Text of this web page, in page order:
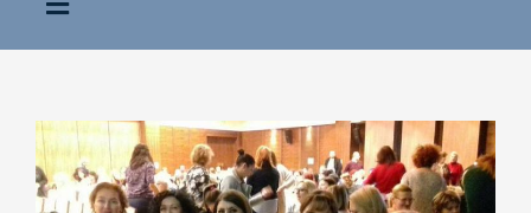
Toggle
Navigation
O školi
View
Larger
Image